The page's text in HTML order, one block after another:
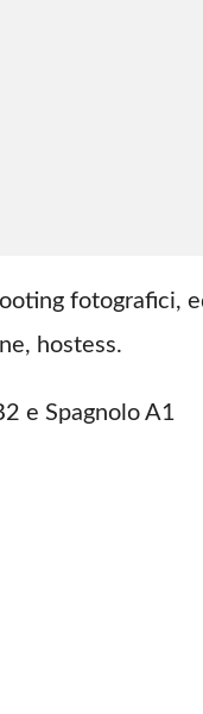
fotografici,
hostess.
e Spagnolo A1